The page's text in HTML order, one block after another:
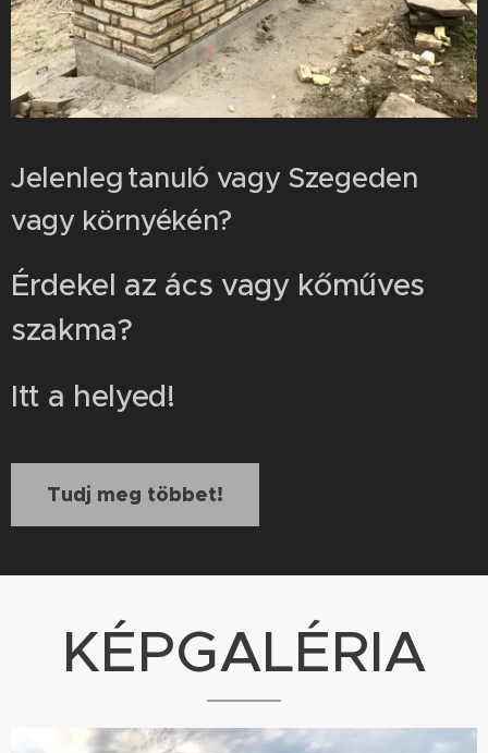
Jelenlegtanuló vagy Szegeden
vagy környékén?
Érdekel az ács vagy kőműves
szakma?
Itt a helyed!
Tudj meg többet!
KÉPGALÉRIA